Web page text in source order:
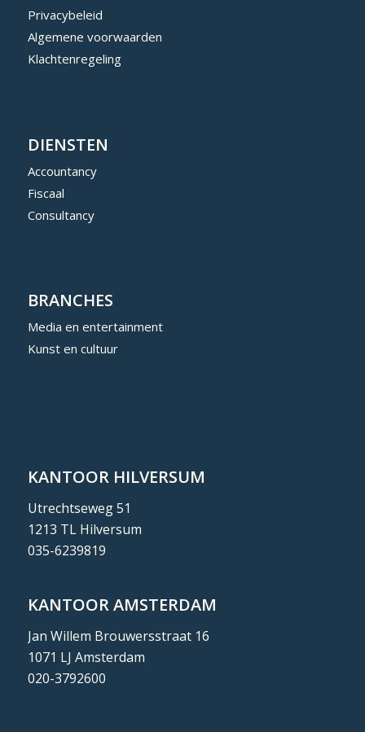
Privacybeleid
Algemene voorwaarden
Klachtenregeling
DIENSTEN
Accountancy
Fiscaal
Consultancy
BRANCHES
Media en entertainment
Kunst en cultuur
KANTOOR HILVERSUM
Utrechtseweg 51
1213 TL Hilversum
035-6239819
KANTOOR AMSTERDAM
Jan Willem Brouwersstraat 16
1071 LJ Amsterdam
020-3792600